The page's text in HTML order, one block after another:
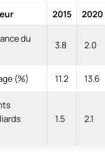
2015 2020
du
3.8 2.0
(%) 11.2 13.6
1.5 2.1